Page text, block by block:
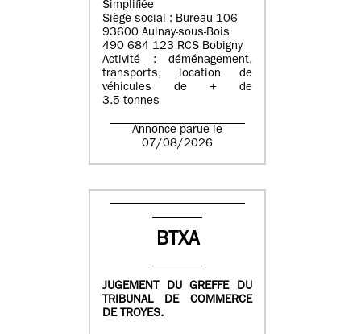
Simplifiée
Siège social : Bureau 106
93600 Aulnay-sous-Bois
490 684 123 RCS Bobigny
Activité : déménagement,
transports, location de
véhicules de + de
3.5 tonnes
Annonce parue le
07/08/2026
BTXA
JUGEMENT DU GREFFE DU
TRIBUNAL DE COMMERCE
DE TROYES.